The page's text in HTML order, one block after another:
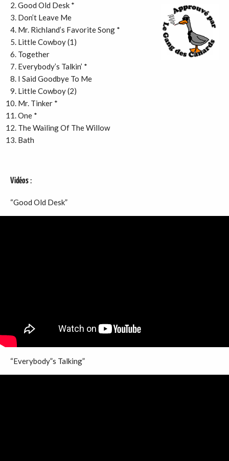
Good Old Desk *
Don’t Leave Me
Mr. Richland’s Favorite Song *
Little Cowboy (1)
Together
Everybody’s Talkin’ *
I Said Goodbye To Me
Little Cowboy (2)
Mr. Tinker *
One *
The Wailing Of The Willow
Bath
Vidéos:
“Good Old Desk”
“Everybody”s Talking”